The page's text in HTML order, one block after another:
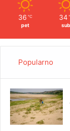
36 ℃
pet
34
sub
Popularno